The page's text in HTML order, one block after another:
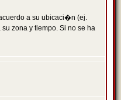
a su ubicaci�n (ej.
zona y tiempo. Si no se ha